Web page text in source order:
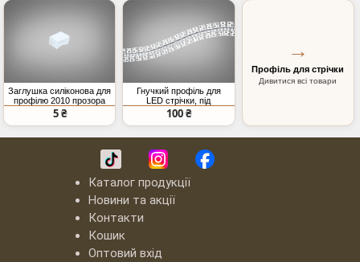
Заглушка силіконова для
профілю 2010 прозора
5 ₴
Гнучкий профіль для
LED стрічки, під
штукатурку (ціна за 3
метри)
100 ₴
→
Профіль для стрічки
Дивитися всі товари
Каталог продукції
Новини та акції
Контакти
Кошик
Оптовий вхід